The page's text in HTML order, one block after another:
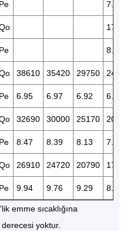
Pe 7.75
17230
Pe 8.73
38610 35420 29750 24780
Pe 6.95 6.97 6.92 6.73
32690 30000 25170 20990
Pe 8.47 8.39 8.13 7.75
26910 24720 20790 17290
Pe 9.94 9.76 9.29 8.73
emme sıcaklığına
derecesi yoktur.